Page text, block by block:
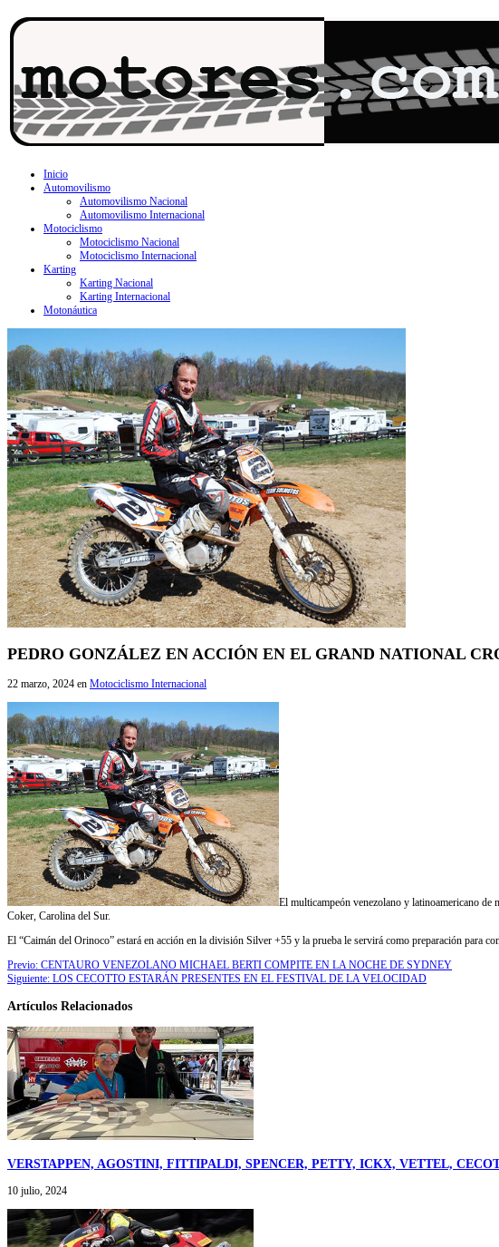
Inicio
Automovilismo
Automovilismo Nacional
Automovilismo Internacional
Motociclismo
Motociclismo Nacional
Motociclismo Internacional
Karting
Karting Nacional
Karting Internacional
Motonáutica
PEDRO GONZÁLEZ EN ACCIÓN EN EL GRAND NATIONAL
22 marzo, 2024 en Motociclismo Internacional
El multicampeón venezolano y latinoamericano de
Coker, Carolina del Sur.
El “Caimán del Orinoco” estará en acción en la división Silver +55 y la prueba le servirá como preparación para
Previo: CENTAURO VENEZOLANO MICHAEL BERTI COMPITE EN LA NOCHE DE SYDNEY
Siguiente: LOS CECOTTO ESTARÁN PRESENTES EN EL FESTIVAL DE LA VELOCIDAD
Artículos Relacionados
VERSTAPPEN, AGOSTINI, FITTIPALDI, SPENCER, PETTY, ICKX, VETTEL,
10 julio, 2024